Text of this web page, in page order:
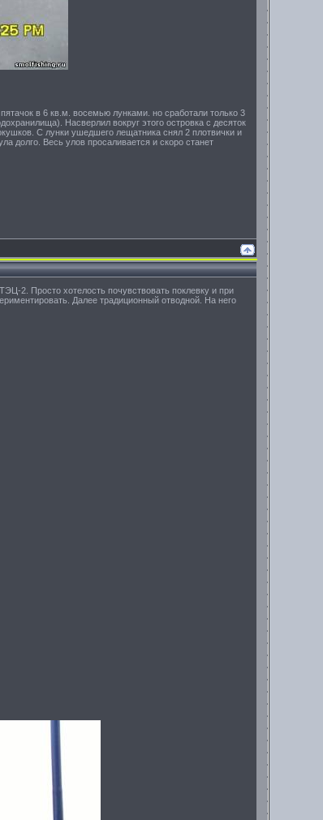
в 6 кв.м. восемью лунками. но сработали только 3
Насверлил вокруг этого островка с десяток
С лунки ушедшего лещатника снял 2 плотвички и
долго. Весь улов просаливается и скоро станет
2. Просто хотелость почувствовать поклевку и при
Далее традиционный отводной. На него